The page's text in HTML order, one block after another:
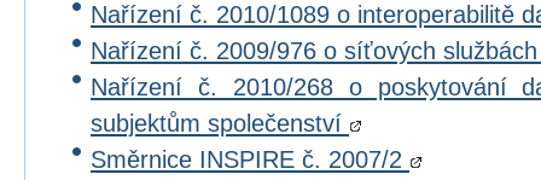
Nařízení č. 2010/1089 o interoperabilitě
Nařízení č. 2009/976 o síťových
Nařízení č. 2010/268 o poskytování
subjektům společenství
Směrnice INSPIRE č. 2007/2